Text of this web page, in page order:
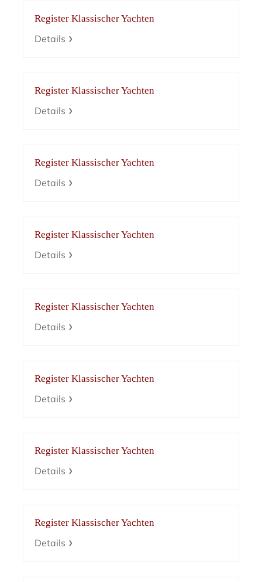
Register Klassischer Yachten
Details
Register Klassischer Yachten
Details
Register Klassischer Yachten
Details
Register Klassischer Yachten
Details
Register Klassischer Yachten
Details
Register Klassischer Yachten
Details
Register Klassischer Yachten
Details
Register Klassischer Yachten
Details